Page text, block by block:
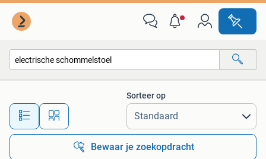
Alle afstanden…
Sorteer op
Bewaar je zoekopdracht